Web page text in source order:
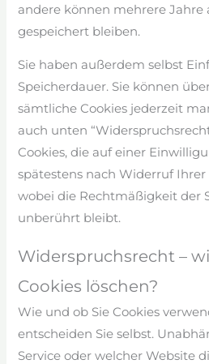
andere können mehrere
gespeichert bleiben.
Sie haben außerdem selbst
Speicherdauer. Sie können
sämtliche Cookies jederzeit
auch unten
Cookies, die auf einer
spätestens nach Widerruf
wobei die Rechtmäßigkeit der
unberührt bleibt.
Widerspruchsrecht –
Cookies löschen?
Wie und ob Sie Cookies
entscheiden Sie selbst.
Service oder welcher Website